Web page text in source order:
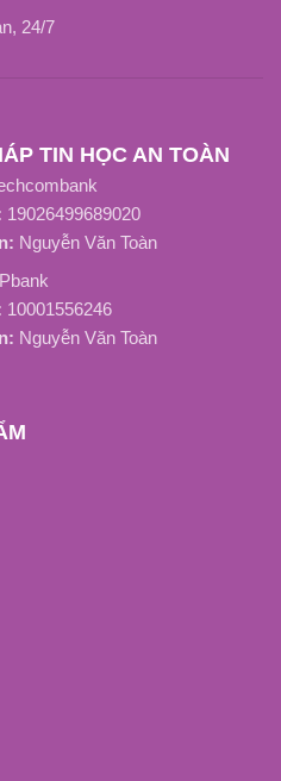
24/7
TIN HỌC AN TOÀN
19026499689020
Nguyễn Văn Toàn
10001556246
Nguyễn Văn Toàn